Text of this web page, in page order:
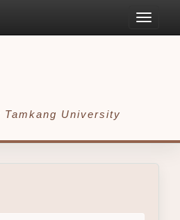
Toggle
Tamkang University